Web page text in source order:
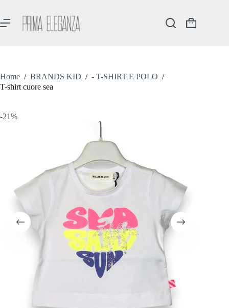
contenuto
Carrello
Home / BRANDS KID / - T-SHIRT E POLO /
T-shirt cuore sea
-21%